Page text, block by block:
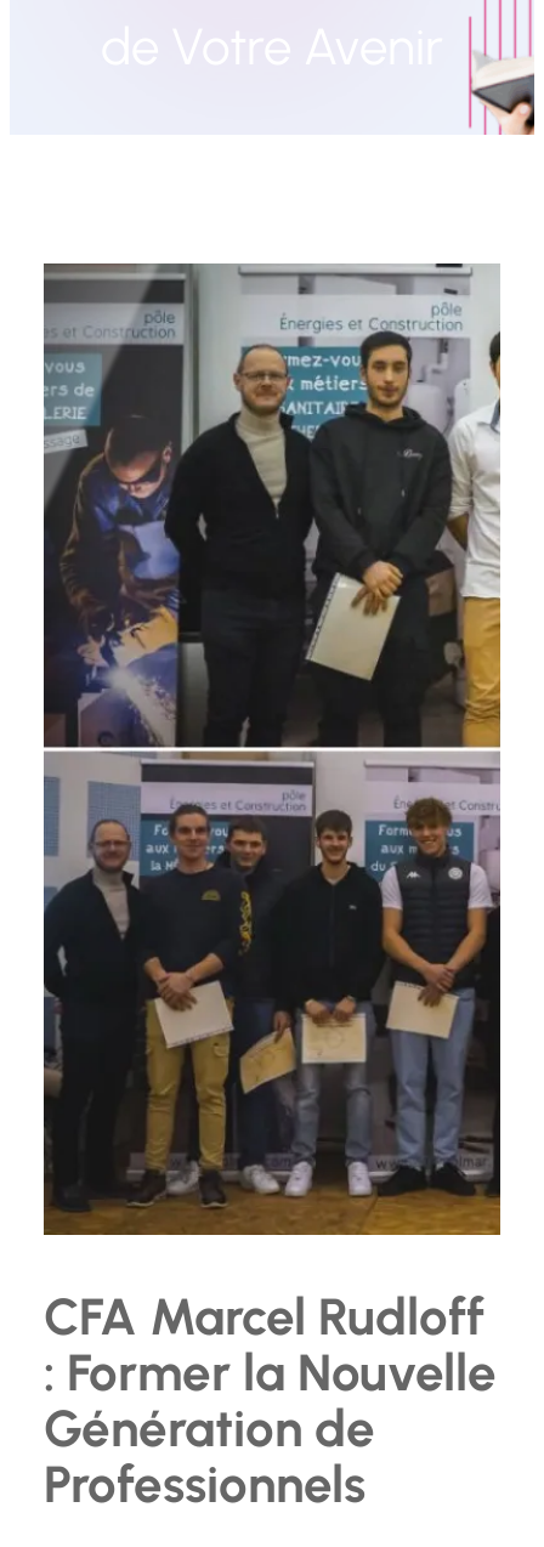
de Votre Avenir
CFA Marcel Rudloff
: Former la Nouvelle
Génération de
Professionnels